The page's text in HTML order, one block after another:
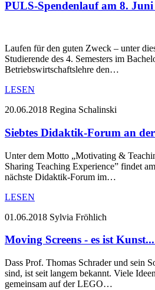
PULS-Spendenlauf am 8. Juni
Laufen für den guten Zweck – unter
Studierende des 4. Semesters im
Betriebswirtschaftslehre den…
LESEN
20.06.2018 Regina Schalinski
Siebtes Didaktik-Forum an
Unter dem Motto „Motivating &
Sharing Teaching Experience” findet
nächste Didaktik-Forum im…
LESEN
01.06.2018 Sylvia Fröhlich
Moving Screens - es ist
Dass Prof. Thomas Schrader und sein
sind, ist seit langem bekannt. Viele
gemeinsam auf der LEGO…